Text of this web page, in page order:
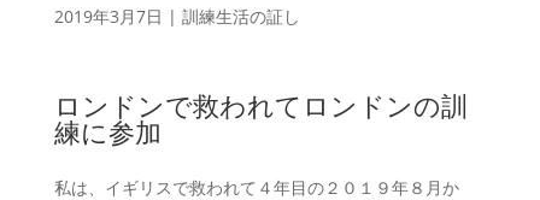
2019年3月7日 | 訓練生活の証し
ロンドンで救われてロンドンの訓
練に参加
私は、イギリスで救われて４年目の２０１９年８月か